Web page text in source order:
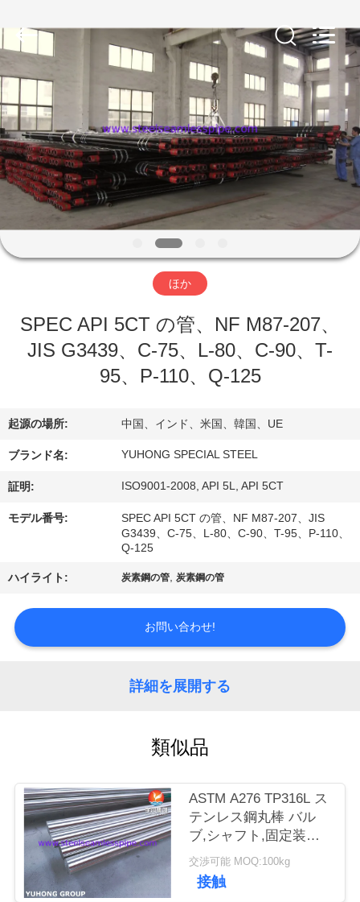
家
製
品
私
達
つ
工
場
旅
質
達
ラ
イ
ヤ
Copyright
©
2013
-
2026
Yuhong
Group
Co.,Ltd.
All
Rights
Reserved.
ほか
SPEC API 5CT の管、NF M87-207、
JIS G3439、C-75、L-80、C-90、T-
95、P-110、Q-125
起源の場所: 中国、インド、米国、韓国、UE
ブランド名: YUHONG SPECIAL STEEL
証明: ISO9001-2008, API 5L, API 5CT
モデル番号:
SPEC API 5CT の管、NF M87-207、JIS
G3439、C-75、L-80、C-90、T-95、P-110、
Q-125
ハイライト: 炭素鋼の管,炭素鋼の管
お問い合わせ!
詳細を展開する
類似品
ASTM A276 TP316L ス
テンレス鋼丸棒 バル
ブ,シャフト,固定装置,
海洋用
交渉可能 MOQ:100kg
接触